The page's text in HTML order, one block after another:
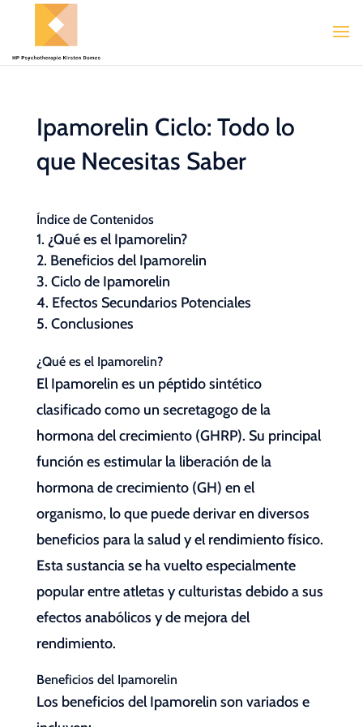
Ipamorelin Ciclo: Todo lo
que Necesitas Saber
Índice de Contenidos
¿Qué es el Ipamorelin?
Beneficios del Ipamorelin
Ciclo de Ipamorelin
Efectos Secundarios Potenciales
Conclusiones
¿Qué es el Ipamorelin?
El Ipamorelin es un péptido sintético
clasificado como un secretagogo de la
hormona del crecimiento (GHRP). Su principal
función es estimular la liberación de la
hormona de crecimiento (GH) en el
organismo, lo que puede derivar en diversos
beneficios para la salud y el rendimiento físico.
Esta sustancia se ha vuelto especialmente
popular entre atletas y culturistas debido a sus
efectos anabólicos y de mejora del
rendimiento.
Beneficios del Ipamorelin
Los beneficios del Ipamorelin son variados e